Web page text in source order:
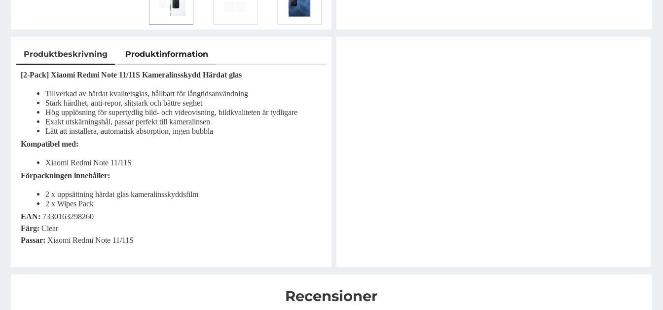
Produktbeskrivning Produktinformation
Produktbeskrivning
[2-Pack] Xiaomi Redmi Note 11/11S Kameralinsskydd Härdat glas
Tillverkad av härdat kvalitetsglas, hållbart för långtidsanvändning
Stark hårdhet, anti-repor, slitstark och bättre seghet
Hög upplösning för supertydlig bild- och videovisning, bildkvaliteten är tydligare
Exakt utskärningshål, passar perfekt till kameralinsen
Lätt att installera, automatisk absorption, ingen bubbla
Kompatibel med:
Xiaomi Redmi Note 11/11S
Förpackningen innehåller:
2 x uppsättning härdat glas kameralinsskyddsfilm
2 x Wipes Pack
EAN: 7330163298260
Färg: Clear
Passar: Xiaomi Redmi Note 11/11S
Recensioner